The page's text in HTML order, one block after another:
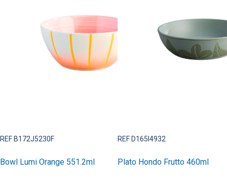
REF B172J5230F
Bowl Lumi Orange 551.2ml
REF D165I4932
Plato Hondo Frutto 460ml